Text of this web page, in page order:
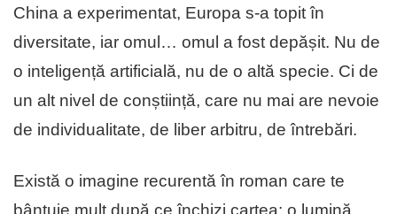
China a experimentat, Europa s-a topit în
diversitate, iar omul… omul a fost depășit. Nu de
o inteligență artificială, nu de o altă specie. Ci de
un alt nivel de conștiință, care nu mai are nevoie
de individualitate, de liber arbitru, de întrebări.
Există o imagine recurentă în roman care te
bântuie mult după ce închizi cartea: o lumină